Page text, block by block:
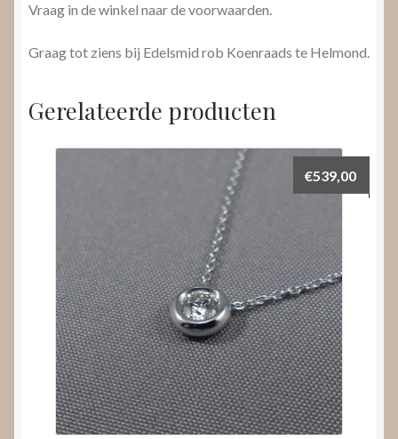
Vraag in de winkel naar de voorwaarden.
Graag tot ziens bij Edelsmid rob Koenraads te Helmond.
Gerelateerde producten
€539,00